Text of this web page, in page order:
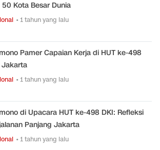
50 Kota Besar Dunia
• 1 tahun yang lalu
Pamer Capaian Kerja di HUT ke-498
Jakarta
• 1 tahun yang lalu
di Upacara HUT ke-498 DKI: Refleksi
Panjang Jakarta
• 1 tahun yang lalu